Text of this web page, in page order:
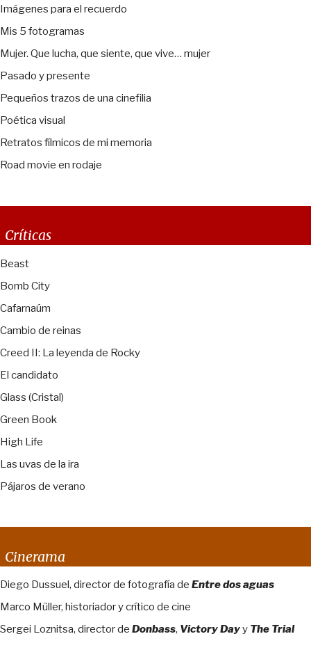
Imágenes para el recuerdo
Mis 5 fotogramas
Mujer. Que lucha, que siente, que vive… mujer
Pasado y presente
Pequeños trazos de una cinefilia
Poética visual
Retratos fílmicos de mi memoria
Road movie en rodaje
Críticas
Beast
Bomb City
Cafarnaúm
Cambio de reinas
Creed II: La leyenda de Rocky
El candidato
Glass (Cristal)
Green Book
High Life
Las uvas de la ira
Pájaros de verano
Cinerama
Diego Dussuel, director de fotografía de Entre dos aguas
Marco Müller, historiador y crítico de cine
Sergei Loznitsa, director de Donbass, Victory Dayy The Trial